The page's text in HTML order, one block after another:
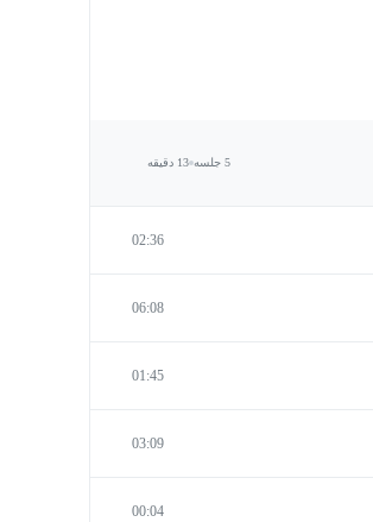
5 جلسه 13 دقیقه
02:36
06:08
01:45
03:09
00:04